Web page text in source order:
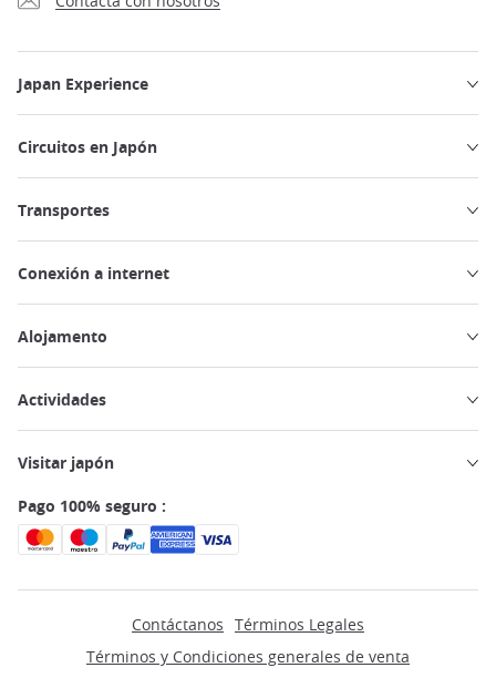
Japan Experience
Circuitos en Japón
Transportes
Conexión a internet
Alojamento
Actividades
Visitar japón
Pago 100% seguro :
Contáctanos Términos Legales
Términos y Condiciones generales de venta